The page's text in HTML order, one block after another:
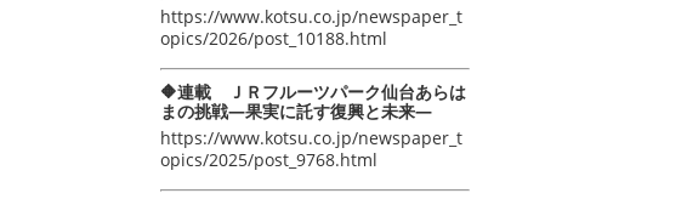
https://www.kotsu.co.jp/newspaper_t
opics/2026/post_10188.html
🔶連載 ＪＲフルーツパーク仙台あらは
まの挑戦―果実に託す復興と未来―
https://www.kotsu.co.jp/newspaper_t
opics/2025/post_9768.html